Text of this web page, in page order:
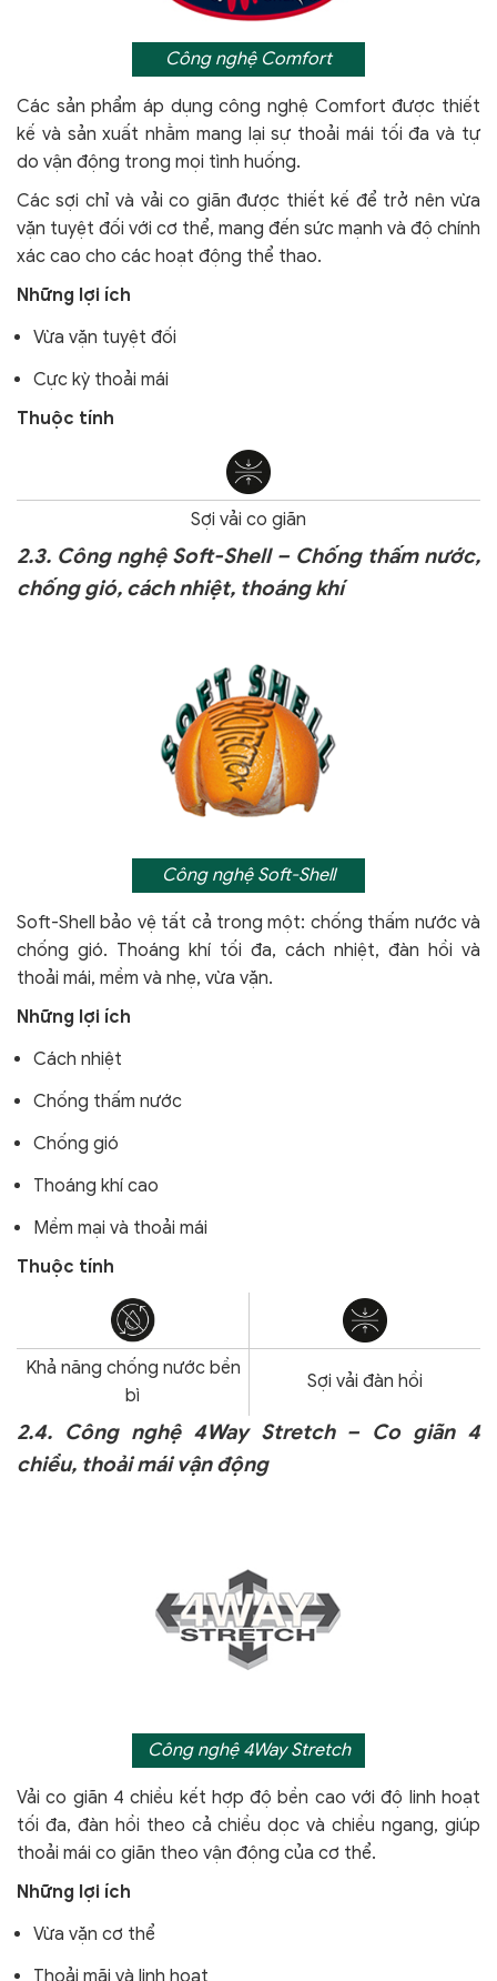
Công nghệ Comfort
Các sản phẩm áp dụng công nghệ Comfortđược thiết
kế và sản xuất nhằm mang lại sự thoải mái tối đa và tự
do vận động trong mọi tình huống.
Các sợi chỉ và vải co giãn được thiết kế để trở nên vừa
vặn tuyệt đối với cơ thể, mang đến sức mạnh và độ chính
xác cao cho các hoạt động thể thao.
Những lợi ích
Vừa vặn tuyệt đối
Cực kỳ thoải mái
Thuộc tính
Sợi vải co giãn
2.3. Công nghệ Soft-Shell – Chống thấm nước,
chống gió, cách nhiệt, thoáng khí
Công nghệ Soft-Shell
Soft-Shell bảo vệ tất cả trong một: chống thấm nước và
chống gió. Thoáng khí tối đa, cách nhiệt, đàn hồi và
thoải mái, mềm và nhẹ, vừa vặn.
Những lợi ích
Cách nhiệt
Chống thấm nước
Chống gió
Thoáng khí cao
Mềm mại và thoải mái
Thuộc tính
Khả năng chống nước bền
bì
Sợi vải đàn hồi
2.4. Công nghệ 4Way Stretch – Co giãn 4
chiều, thoải mái vận động
Công nghệ 4Way Stretch
Vải co giãn 4 chiều kết hợp độ bền cao với độ linh hoạt
tối đa, đàn hồi theo cả chiều dọc và chiều ngang, giúp
thoải mái co giãn theo vận động của cơ thể.
Những lợi ích
Vừa vặn cơ thể